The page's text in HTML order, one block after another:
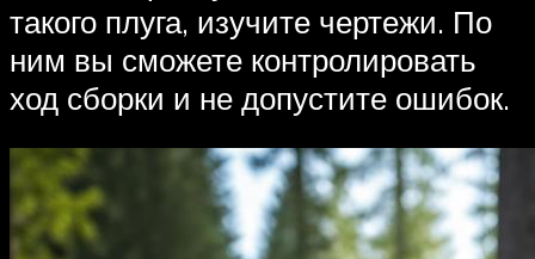
такого плуга, изучите чертежи. По
ним вы сможете контролировать
ход сборки и не допустите ошибок.